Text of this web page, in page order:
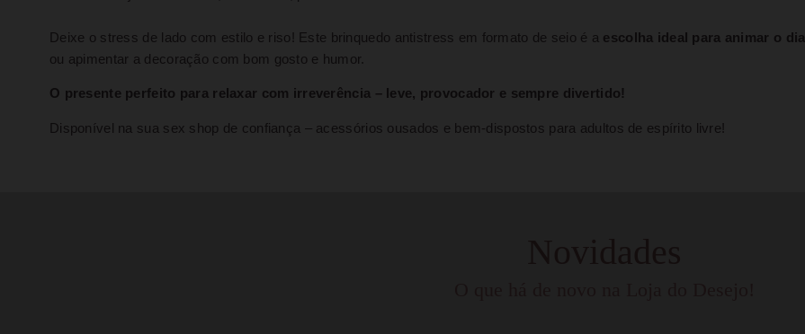
Deixe o stress de lado com estilo e riso! Este brinquedo antistress em formato de seio é a escolha ideal para animar o dia
ou apimentar a decoração com bom gosto e humor.
O presente perfeito para relaxar com irreverência – leve, provocador e sempre divertido!
Disponível na sua sex shop de confiança – acessórios ousados e bem-dispostos para adultos de espírito livre!